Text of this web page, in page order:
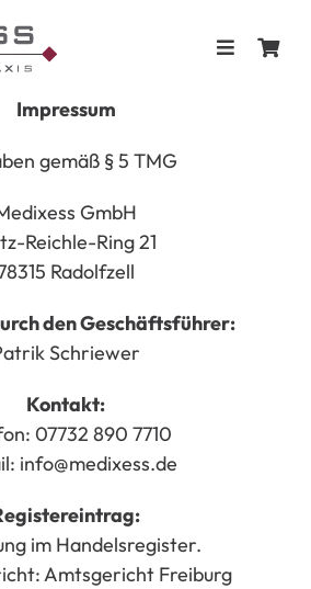
Toggle
Impressum
gemäß § 5 TMG
GmbH
Reichle-Ring 21
Radolfzell
den Geschäftsführer:
Schriewer
Kontakt:
07732 890 7710
info@medixess.de
im Handelsregister.
Amtsgericht Freiburg